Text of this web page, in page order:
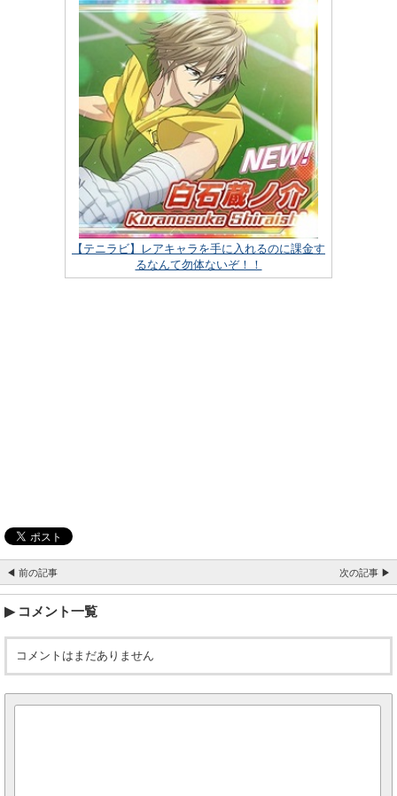
【テニラビ】レアキャラを手に入れるのに課金す
るなんて勿体ないぞ！！
◀ 前の記事 次の記事 ▶
コメント一覧
コメントはまだありません